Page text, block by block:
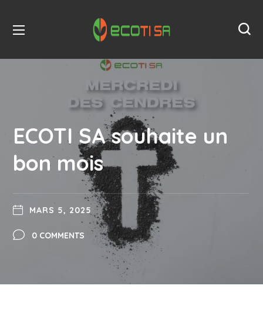
ECOTI SA souhaite un
bon mois
MARS 5, 2025
0 COMMENTS